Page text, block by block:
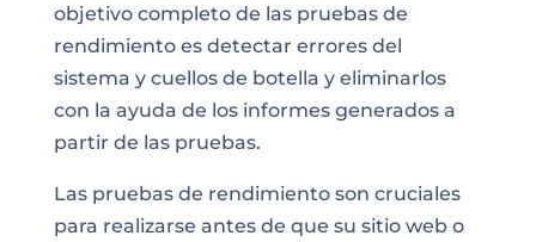
objetivo completo de las pruebas de
rendimiento es detectar errores del
sistema y cuellos de botella y eliminarlos
con la ayuda de los informes generados a
partir de las pruebas.
Las pruebas de rendimiento son cruciales
para realizarse antes de que su sitio web o